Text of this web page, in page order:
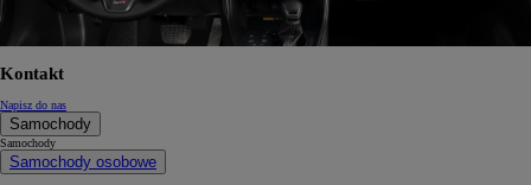
Kontakt
Napisz do nas
Samochody
Samochody
Samochody osobowe